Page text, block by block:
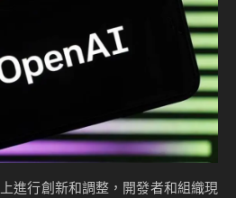
進行創新和調整，開發者和組織現